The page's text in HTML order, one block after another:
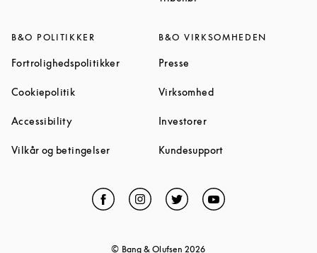
B&O POLITIKKER
FortrolighedspolitikkerLink Opens in New Tab
CookiepolitikLink Opens in New Tab
AccessibilityLink Opens in New Tab
Vilkår og betingelserLink Opens in New Tab
B&O VIRKSOMHEDEN
Presse
VirksomhedLink Opens in New
InvestorerLink Opens in New Tab
KundesupportLink Opens in New
Facebook
Link Opens in New Tab
Instagram
Link Opens in New Tab
TwitterLink Opens in New Tab
YouTubeLink Opens in
© Bang & Olufsen2026